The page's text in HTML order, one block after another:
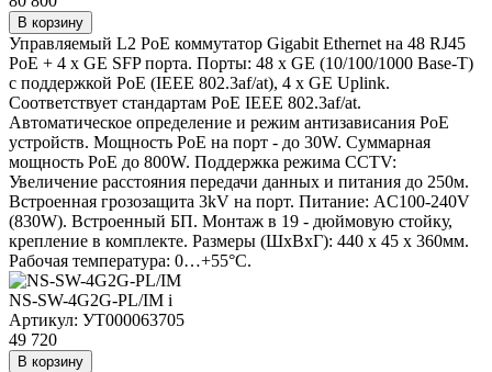
В корзину
Управляемый L2 PoE коммутатор Gigabit Ethernet на 48 RJ45
PoE + 4 x GE SFP порта. Порты: 48 x GE (10/100/1000 Base-T)
с поддержкой PoE (IEEE 802.3af/at), 4 x GE Uplink.
Соответствует стандартам PoE IEEE 802.3af/at.
Автоматическое определение и режим антизависания PoE
устройств. Мощность PoE на порт - до 30W. Суммарная
мощность PoE до 800W. Поддержка режима CCTV:
Увеличение расстояния передачи данных и питания до 250м.
Встроенная грозозащита 3kV на порт. Питание: AC100-240V
(830W). Встроенный БП. Монтаж в 19 - дюймовую стойку,
крепление в комплекте. Размеры (ШхВхГ): 440 x 45 x 360мм.
Рабочая температура: 0…+55°С.
NS-SW-4G2G-PL/IM i
Артикул: УТ000063705
49 720
В корзину